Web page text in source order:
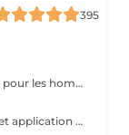
395
Une manucure soignée spécialement conçue pour les hommes. Nettoyage des cuticules, limage des ongles, hydratation des mains, et finition naturelle. Idéal pour une apparence propre et professionnelle.
limage, traitement des cuticules, hydratation et application d'un vernis transparent ou coloré classique. Parfait pour un entretien régulier.